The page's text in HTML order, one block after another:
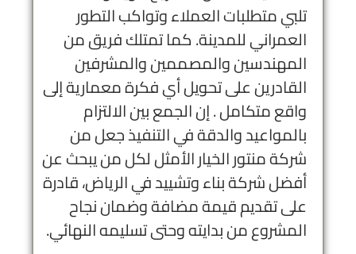
تلبي متطلبات العملاء وتواكب التطور
العمراني للمدينة. كما تمتلك فريق من
المهندسين والمصممين والمشرفين
القادرين على تحويل أي فكرة معمارية إلى
واقع متكامل . إن الجمع بين الالتزام
بالمواعيد والدقة في التنفيذ جعل من
شركة منتور الخيار الأمثل لكل من يبحث عن
أفضل شركة بناء وتشييد في الرياض، قادرة
على تقديم قيمة مضافة وضمان نجاح
المشروع من بدايته وحتى تسليمه النهائي.